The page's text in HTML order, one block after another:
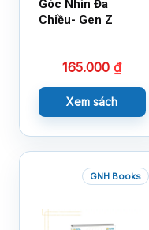
Góc Nhìn Đa
Chiều- Gen Z
165.000₫
Xem sách
GNH Books